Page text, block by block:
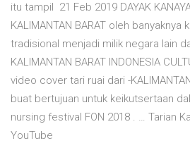
itu tampil 21 Feb 2019 DAYAK
KALIMANTAN BARAT oleh banyaknya
tradisional menjadi milik negara lain
KALIMANTAN BARAT INDONESIA
video cover tari ruai dari -
buat bertujuan untuk keikutsertaan
nursing festival FON 2018 . … Tarian
YouTube